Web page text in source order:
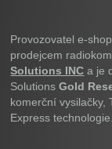
Provozovatel e-
prodejcem
Solutions INC a je
SolutionsGold
komerční vysilačky,
Express technologie.